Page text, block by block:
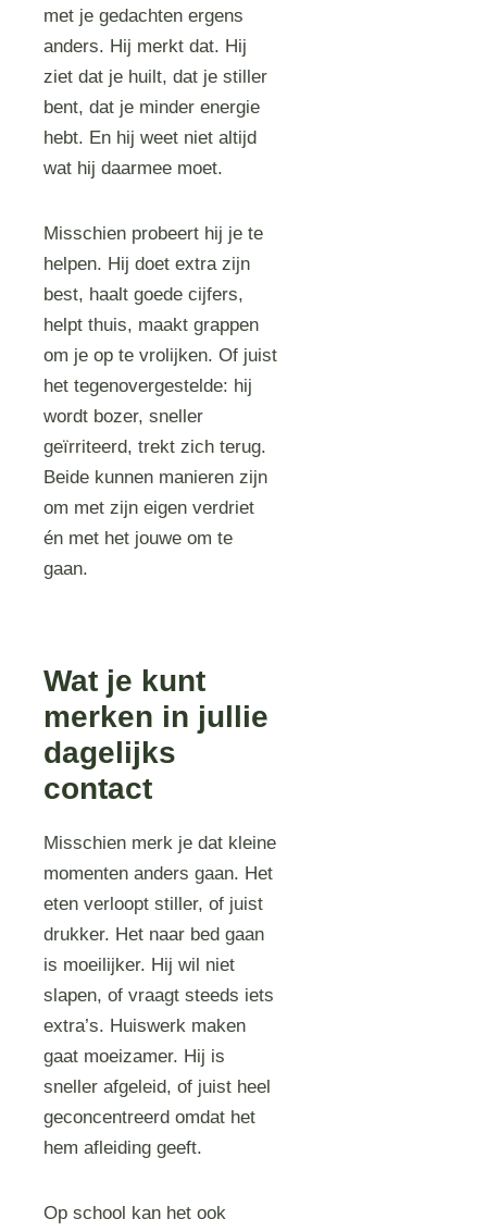
met je gedachten ergens
anders. Hij merkt dat. Hij
ziet dat je huilt, dat je stiller
bent, dat je minder energie
hebt. En hij weet niet altijd
wat hij daarmee moet.
Misschien probeert hij je te
helpen. Hij doet extra zijn
best, haalt goede cijfers,
helpt thuis, maakt grappen
om je op te vrolijken. Of juist
het tegenovergestelde: hij
wordt bozer, sneller
geïrriteerd, trekt zich terug.
Beide kunnen manieren zijn
om met zijn eigen verdriet
én met het jouwe om te
gaan.
Wat je kunt
merken in jullie
dagelijks
contact
Misschien merk je dat kleine
momenten anders gaan. Het
eten verloopt stiller, of juist
drukker. Het naar bed gaan
is moeilijker. Hij wil niet
slapen, of vraagt steeds iets
extra’s. Huiswerk maken
gaat moeizamer. Hij is
sneller afgeleid, of juist heel
geconcentreerd omdat het
hem afleiding geeft.
Op school kan het ook